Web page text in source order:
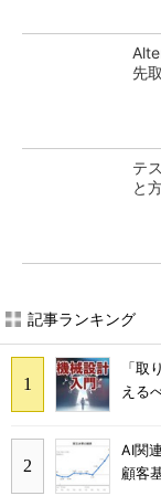
先
テ
と
記事ランキング
「取
える
AI関
顧客